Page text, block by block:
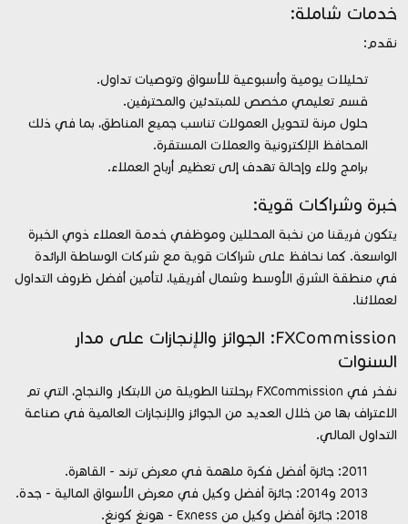
خدمات شاملة:
نقدم:
تحليلات يومية وأسبوعية للأسواق وتوصيات تداول.
قسم تعليمي مخصص للمبتدئين والمحترفين.
حلول مرنة لتحويل العمولات تناسب جميع المناطق، بما في ذلك
المحافظ الإلكترونية والعملات المستقرة.
برامج ولاء وإحالة تهدف إلى تعظيم أرباح العملاء.
خبرة وشراكات قوية:
يتكون فريقنا من نخبة المحللين وموظفي خدمة العملاء ذوي الخبرة
الواسعة. كما نحافظ على شراكات قوية مع شركات الوساطة الرائدة
في منطقة الشرق الأوسط وشمال أفريقيا، لتأمين أفضل ظروف التداول
لعملائنا.
FXCommission: الجوائز والإنجازات على مدار
السنوات
نفخر في FXCommission برحلتنا الطويلة من الابتكار والنجاح، التي تم
الاعتراف بها من خلال العديد من الجوائز والإنجازات العالمية في صناعة
التداول المالي.
2011: جائزة أفضل فكرة ملهمة في معرض ترند - القاهرة.
2013 و2014: جائزة أفضل وكيل في معرض الأسواق المالية - جدة.
2018: جائزة أفضل وكيل من Exness - هونغ كونغ.